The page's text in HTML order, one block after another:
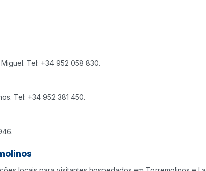
Tel: +34 952 058 830.
Tel: +34 952 381 450.